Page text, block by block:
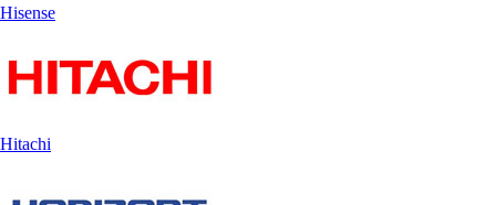
Hisense
Hitachi